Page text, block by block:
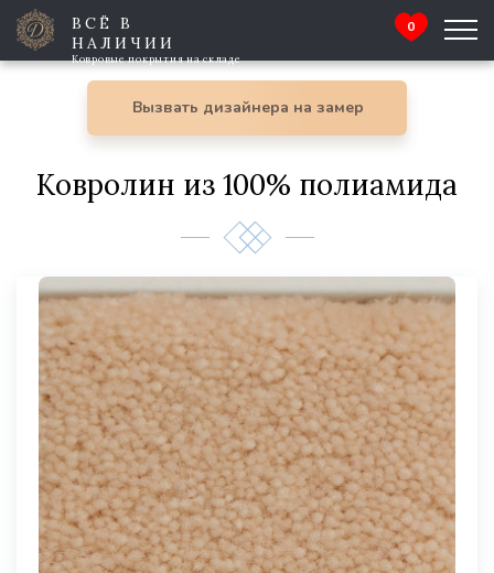
0
ВСЁ В
НАЛИЧИИ
Ковровые покрытия на складе
Вызвать дизайнера на замер
Ковролин из 100% полиамида